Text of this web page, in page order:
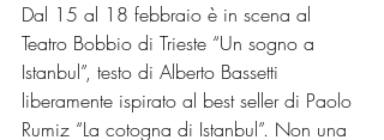
Dal 15 al 18 febbraio è in scena al
Teatro Bobbio di Trieste “Un sogno a
Istanbul”, testo di Alberto Bassetti
liberamente ispirato al best seller di Paolo
Rumiz “La cotogna di Istanbul”. Non una